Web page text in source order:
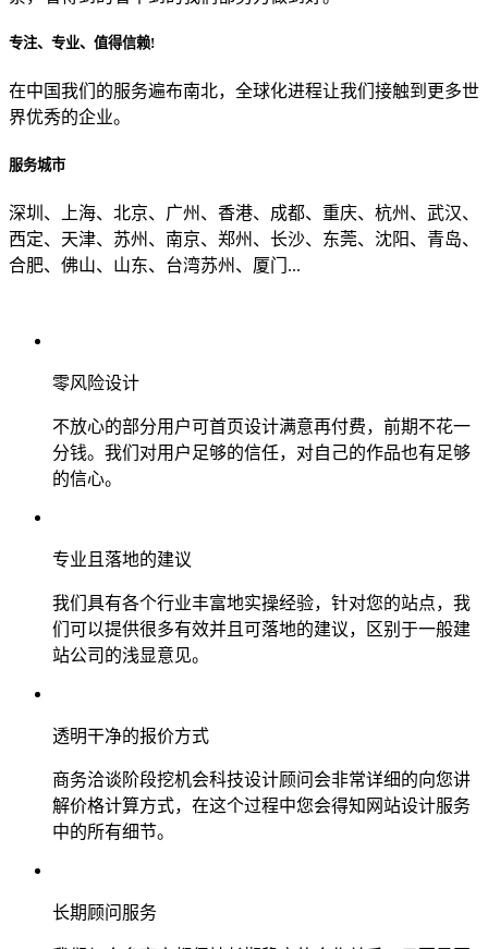
专注、专业、值得信赖!
在中国我们的服务遍布南北，全球化进程让我们接触到更多世
界优秀的企业。
服务城市
深圳、上海、北京、广州、香港、成都、重庆、杭州、武汉、
西定、天津、苏州、南京、郑州、长沙、东莞、沈阳、青岛、
合肥、佛山、山东、台湾苏州、厦门...
零风险设计
不放心的部分用户可首页设计满意再付费，前期不花一
分钱。我们对用户足够的信任，对自己的作品也有足够
的信心。
专业且落地的建议
我们具有各个行业丰富地实操经验，针对您的站点，我
们可以提供很多有效并且可落地的建议，区别于一般建
站公司的浅显意见。
透明干净的报价方式
商务洽谈阶段挖机会科技设计顾问会非常详细的向您讲
解价格计算方式，在这个过程中您会得知网站设计服务
中的所有细节。
长期顾问服务